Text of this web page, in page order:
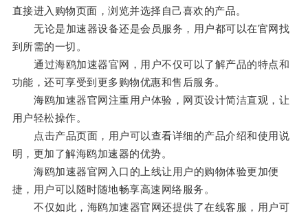
直接进入购物页面，浏览并选择自己喜欢的产品。
无论是加速器设备还是会员服务，用户都可以在官网找
到所需的一切。
通过海鸥加速器官网，用户不仅可以了解产品的特点和
功能，还可享受到更多购物优惠和售后服务。
海鸥加速器官网注重用户体验，网页设计简洁直观，让
用户轻松操作。
点击产品页面，用户可以查看详细的产品介绍和使用说
明，更加了解海鸥加速器的优势。
海鸥加速器官网入口的上线让用户的购物体验更加便
捷，用户可以随时随地畅享高速网络服务。
不仅如此，海鸥加速器官网还提供了在线客服，用户可